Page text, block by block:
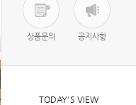
상품문의 공지사항
TODAY'S VIEW